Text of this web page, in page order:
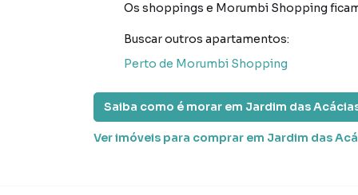
Na Abba Negócios Imobiliários você
em Jardim das Acácias. Isso porque temos
tendo como consequência uma maior chance
também com um time de programadores,
preparada para atender proprietários e
Os shoppings e Morumbi Shopping
Buscar outros apartamentos:
Perto de Morumbi Shopping
Saiba como é morar em Jardim das
Ver imóveis para comprar em Jardim das